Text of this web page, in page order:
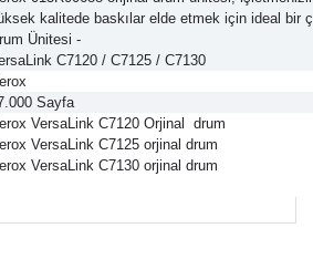
kalitede baskılar elde etmek için ideal bir
Ünitesi -
C7120 / C7125 / C7130
Sayfa
VersaLink C7120 Orjinal drum
VersaLink C7125 orjinal drum
VersaLink C7130 orjinal drum
resim, ürün açıklamalarında ve diğer